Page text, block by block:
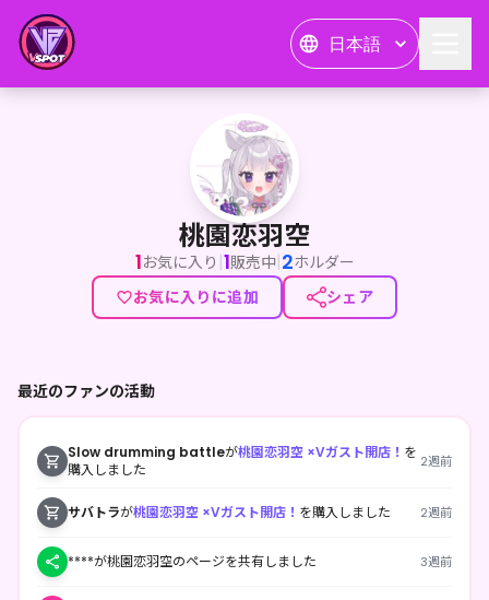
日本語
桃園恋羽空
桃園恋羽空
1お気に入り |1販売中|2ホルダー
お気に入りに追加
シェア
最近のファンの活動
Slow drumming battleが桃園恋羽空 ×Vガスト開店！ を
購入しました
2週前
サバトラが桃園恋羽空 ×Vガスト開店！ を購入しました 2週前
****が桃園恋羽空のページを共有しました 3週前